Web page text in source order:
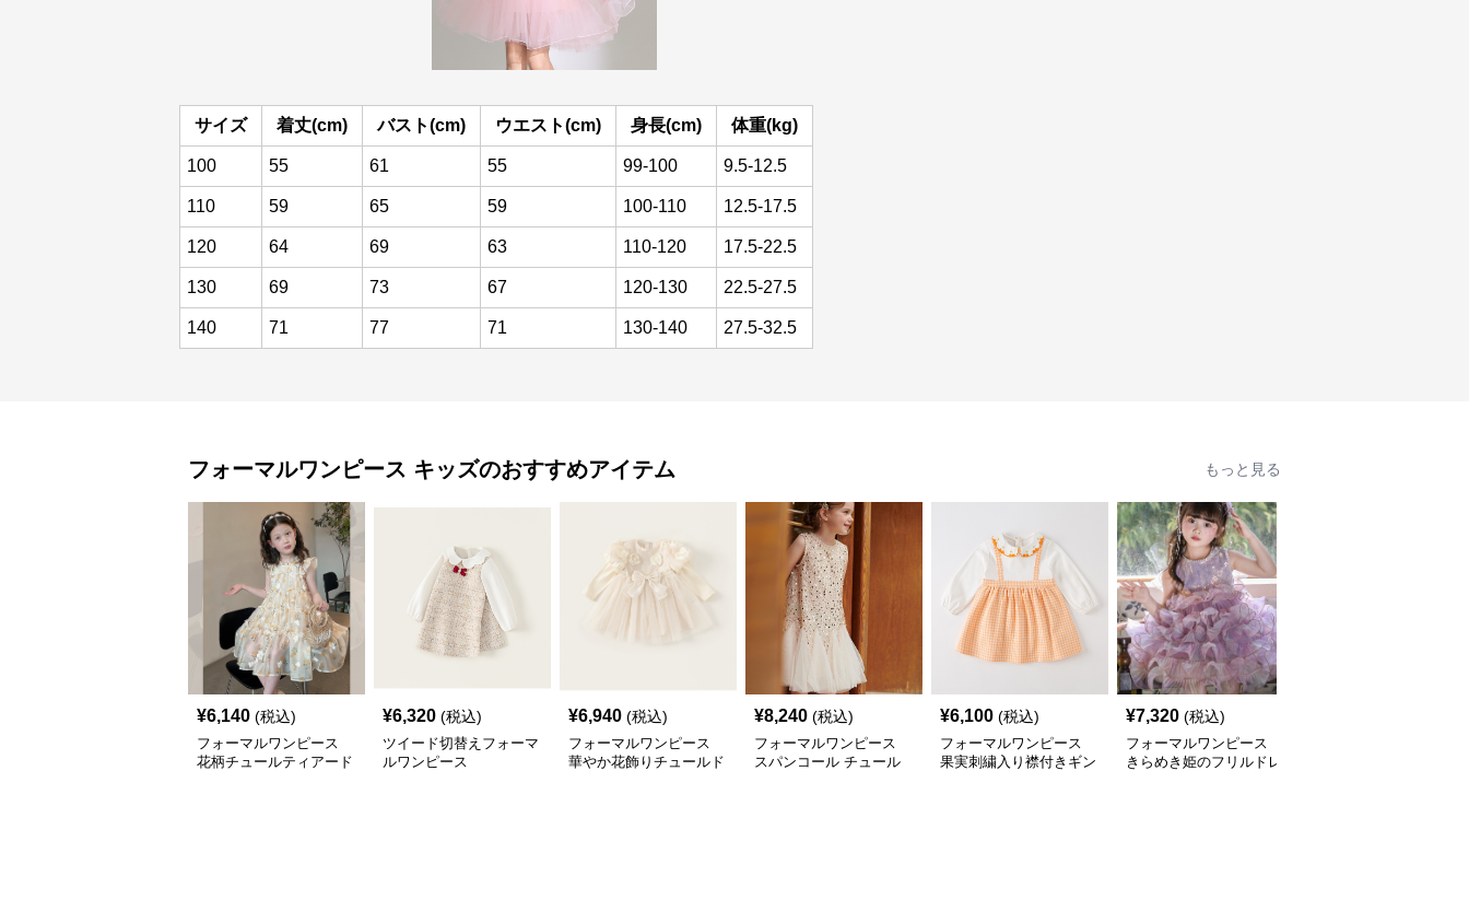
サイズ 着丈(cm) バスト(cm) ウエスト(cm) 身長(cm) 体重(kg)
100 55 61 55 99-100 9.5-12.5
110 59 65 59 100-110 12.5-17.5
120 64 69 63 110-120 17.5-22.5
130 69 73 67 120-130 22.5-27.5
140 71 77 71 130-140 27.5-32.5
フォーマルワンピース キッズのおすすめアイテム もっと見る
¥6,140 (税込)
フォーマルワンピース
花柄チュールティアード
¥6,320 (税込)
ツイード切替えフォーマ
ルワンピース
¥6,940 (税込)
フォーマルワンピース
華やか花飾りチュールド
¥8,240 (税込)
フォーマルワンピース
スパンコール チュール
¥6,100 (税込)
フォーマルワンピース
果実刺繍入り襟付きギン
¥7,320 (税込)
フォーマルワンピース
きらめき姫のフリルドレ